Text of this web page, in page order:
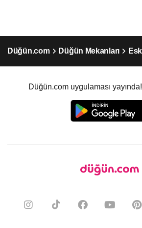
Düğün.com Düğün Mekanları
Düğün.com uygulaması